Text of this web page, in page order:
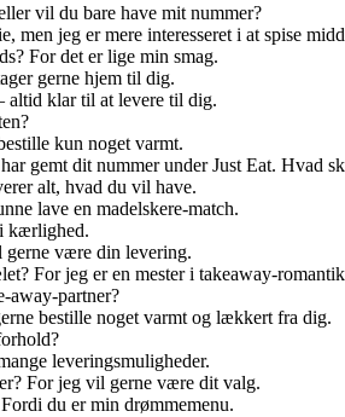
vil du bare have mit nummer?
men jeg er mere interesseret i at spise
For det er lige min smag.
gerne hjem til dig.
altid klar til at levere til dig.
kun noget varmt.
gemt dit nummer under Just Eat. Hvad
alt, hvad du vil have.
lave en madelskere-match.
kærlighed.
gerne være din levering.
For jeg er en mester i takeaway-
partner?
bestille noget varmt og lækkert fra dig.
leveringsmuligheder.
For jeg vil gerne være dit valg.
du er min drømmemenu.